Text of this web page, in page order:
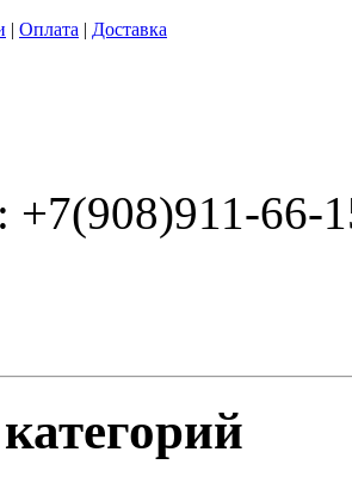
| Оплата | Доставка
+7(908)911-66-